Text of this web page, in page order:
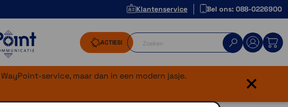
Klantenservice Bel ons: 088-0226900
ACTIES!
service, maar dan in een modern jasje.
×